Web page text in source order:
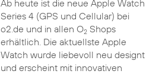
Ab heute ist die neue Apple Watch
Series 4 (GPS und Cellular) bei
o2.de und in allen O2Shops
erhältlich. Die aktuellste Apple
Watch wurde liebevoll neu designt
und erscheint mit innovativen